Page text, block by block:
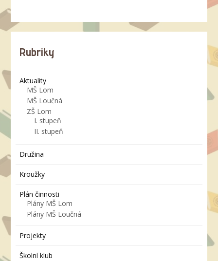
Rubriky
Aktuality
MŠ Lom
MŠ Loučná
ZŠ Lom
I. stupeň
II. stupeň
Družina
Kroužky
Plán činnosti
Plány MŠ Lom
Plány MŠ Loučná
Projekty
Školní klub